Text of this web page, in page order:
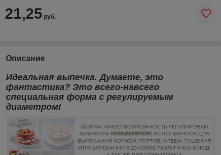
21,25 руб.
Описание
Идеальная выпечка. Думаете, это
фантастика? Это всего-навсего
специальная форма с регулируемым
диаметром!